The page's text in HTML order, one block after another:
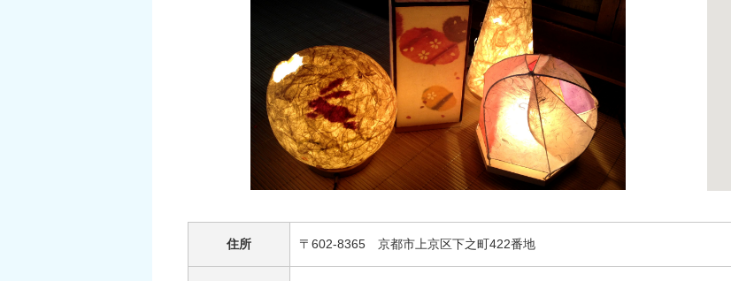
住所 〒602-8365 京都市上京区下之町422番地